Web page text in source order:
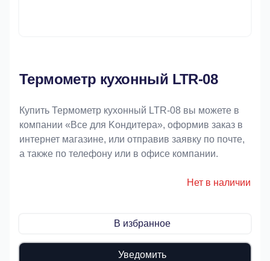
Термометр кухонный LTR-08
Купить Термометр кухонный LTR-08 вы можете в
компании «Bce для Koндитeрa», оформив заказ в
интернет магазине, или отправив заявку по почте,
а также по телефону или в офисе компании.
Нет в наличии
В избранное
Уведомить